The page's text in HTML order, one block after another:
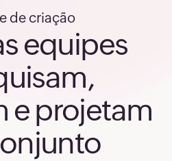
de criação
equipes
e projetam